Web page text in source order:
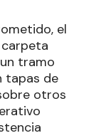
el
tramo
tapas de
otros